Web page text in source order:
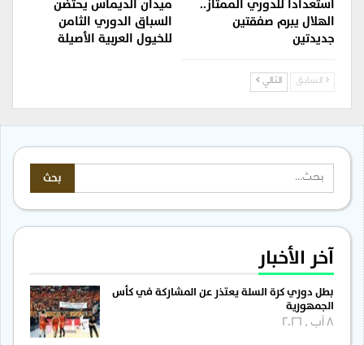
استعداداً للدوري الممتاز..
الهلال يبرم صفقتين
جديدتين
ميدان الديماس يحتضن
السباق الدوري الثامن
للخيول العربية الأصيلة
السابق التالي
آخر الأخبار
بطل دوري كرة السلة يعتذر عن المشاركة في كأس
الجمهورية